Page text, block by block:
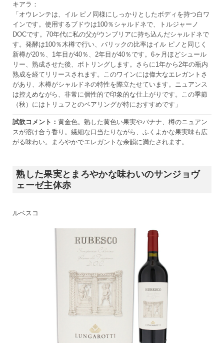
キアラ：
「オウレンテは、イル ピノ同様にしっかりとしたボディを持つ白ワ
インです。使用するブドウは100％シャルドネで、トルジャーノ
DOCです。70年代に私の父がウンブリアに持ち込んだシャルドネで
す。発酵は100％木樽で行い、バリックの比率はイル ピノと同じく
新樽が20％、1年目が40％、2年目が40％です。6ヶ月ほどシュール
リー、熟成させた後、ボトリングします。さらに1年から2年の瓶内
熟成を経てリリースされます。このワインには偉大なエレガントさ
があり、木樽がシャルドネの特性を際立たせています。ニュアンス
は控えめながら、非常に個性的で印象的な仕上がりです。この季節
（秋）にはトリュフとのペアリングが特におすすめです」
試飲コメント： 黄金色。熟した黄色い果実やバナナ、樽のニュアン
スが溶け合う香り。繊細な口当たりながら、ふくよかな果実味も広
がる味わい。まろやかでエレガントな余韻に満たされます。
熟した果実とまろやかな味わいのサンジョヴ
ェーゼ主体赤
ルベスコ